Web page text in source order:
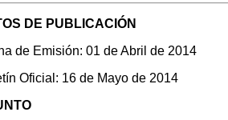
DE PUBLICACIÓN
de Emisión: 01 de Abril de 2014
Oficial: 16 de Mayo de 2014